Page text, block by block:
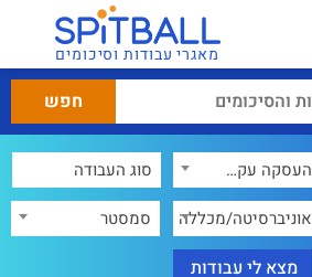
מאגרי עבודות וסיכומים
העסקה עקיפה
אוניברסיטה/מכללה סמסטר